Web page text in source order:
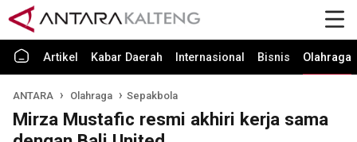
Artikel Kabar Daerah Internasional Bisnis Olahraga
ANTARA Olahraga Sepakbola
Mirza Mustafic resmi akhiri kerja sama